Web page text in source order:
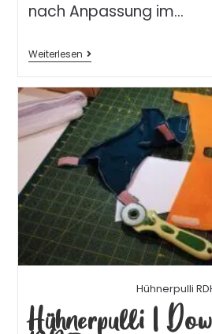
nach Anpassung im…
Weiterlesen
Hühnerpulli
Hühnerpulli |